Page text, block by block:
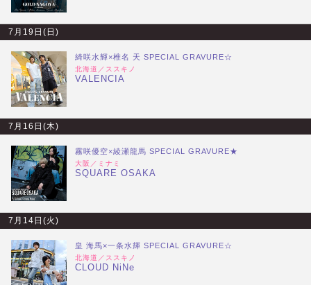
7月19日(日)
綺咲水輝×椎名 天 SPECIAL GRAVURE☆
北海道／ススキノ
VALENCIA
7月16日(木)
霧咲優空×綾瀬龍馬 SPECIAL GRAVURE★
大阪／ミナミ
SQUARE OSAKA
7月14日(火)
皇 海馬×一条水輝 SPECIAL GRAVURE☆
北海道／ススキノ
CLOUD NiNe